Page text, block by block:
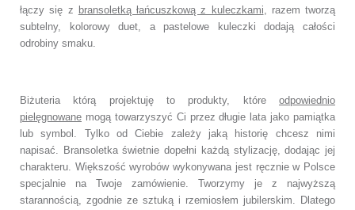
łączy się z bransoletką łańcuszkową z kuleczkami, razem tworzą
subtelny, kolorowy duet, a pastelowe kuleczki dodają całości
odrobiny smaku.
Biżuteria którą projektuję to produkty, które odpowiednio
pielęgnowane mogą towarzyszyć Ci przez długie lata jako pamiątka
lub symbol. Tylko od Ciebie zależy jaką historię chcesz nimi
napisać. Bransoletka świetnie dopełni każdą stylizację, dodając jej
charakteru. Większość wyrobów wykonywana jest ręcznie w Polsce
specjalnie na Twoje zamówienie. Tworzymy je z najwyższą
starannością, zgodnie ze sztuką i rzemiosłem jubilerskim. Dlatego